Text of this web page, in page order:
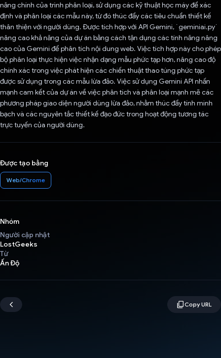
năng chính của trình phân loại, sử dụng các kỹ thuật học máy để xác
định và phân loại các mẫu này, từ đó thúc đẩy các tiêu chuẩn thiết kế
thân thiện với người dùng. Được tích hợp với API Gemini, `geminiai.py`
nâng cao khả năng của dự án bằng cách tận dụng các tính năng nâng
cao của Gemini để phân tích nội dung web. Việc tích hợp này cho phép
bộ phân loại thực hiện việc nhận dạng mẫu phức tạp hơn, nâng cao độ
chính xác trong việc phát hiện các chiến thuật thao túng phức tạp
được sử dụng trong các mẫu lừa đảo. Việc sử dụng Gemini API nhấn
mạnh cam kết của dự án về việc phân tích và phân loại mạnh mẽ các
phương pháp giao diện người dùng lừa đảo, nhằm thúc đẩy tính minh
bạch và các nguyên tắc thiết kế đạo đức trong hoạt động tương tác
trực tuyến của người dùng.
Được tạo bằng
Web/Chrome
Nhóm
Người cập nhật
LostGeeks
Từ
Ấn Độ